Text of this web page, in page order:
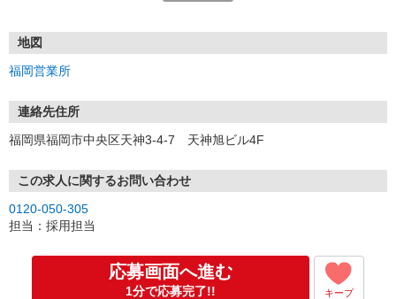
①応募から3営業日を目安に、メールorお電話でご連絡します。
★スマホでWEB面接（LINEなど）・出張面接・事務所面接と選べま
す
③面接実施（履歴書不要）
※ご希望があれば、職場見学の調整もOKです！
お気軽にご応募ください♪
地図
福岡営業所
連絡先住所
福岡県福岡市中央区天神3-4-7 天神旭ビル4F
この求人に関するお問い合わせ
0120-050-305
担当：採用担当
応募画面へ進む
1分で応募完了!! キープ